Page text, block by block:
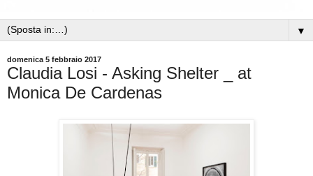
▼
domenica 5 febbraio 2017
Claudia Losi - Asking Shelter _ at
Monica De Cardenas